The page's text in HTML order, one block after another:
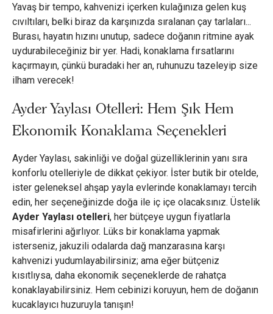
Yavaş bir tempo, kahvenizi içerken kulağınıza gelen kuş
cıvıltıları, belki biraz da karşınızda sıralanan çay tarlaları...
Burası, hayatın hızını unutup, sadece doğanın ritmine ayak
uydurabileceğiniz bir yer. Hadi, konaklama fırsatlarını
kaçırmayın, çünkü buradaki her an, ruhunuzu tazeleyip size
ilham verecek!
Ayder Yaylası Otelleri: Hem Şık Hem
Ekonomik Konaklama Seçenekleri
Ayder Yaylası, sakinliği ve doğal güzelliklerinin yanı sıra
konforlu otelleriyle de dikkat çekiyor. İster butik bir otelde,
ister geleneksel ahşap yayla evlerinde konaklamayı tercih
edin, her seçeneğinizde doğa ile iç içe olacaksınız. Üstelik
Ayder Yaylası otelleri, her bütçeye uygun fiyatlarla
misafirlerini ağırlıyor. Lüks bir konaklama yapmak
isterseniz, jakuzili odalarda dağ manzarasına karşı
kahvenizi yudumlayabilirsiniz; ama eğer bütçeniz
kısıtlıysa, daha ekonomik seçeneklerde de rahatça
konaklayabilirsiniz. Hem cebinizi koruyun, hem de doğanın
kucaklayıcı huzuruyla tanışın!